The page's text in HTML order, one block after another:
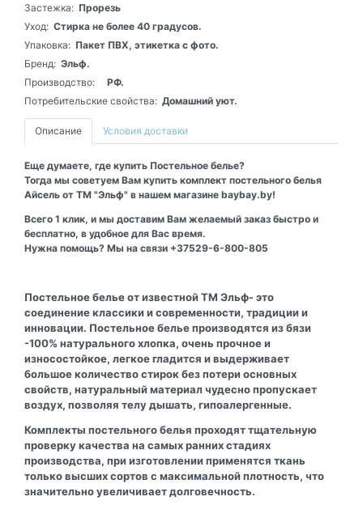
Застежка: Прорезь
Уход: Стирка не более 40 градусов.
Упаковка: Пакет ПВХ, этикетка с фото.
Бренд: Эльф.
Производство:
РФ.
Потребительские свойства: Домашний уют.
Описание Условия доставки
Еще думаете, где купить Постельное белье?
Тогда мы советуем Вам купить комплект постельного белья
Айсель от ТМ "Эльф" в нашем магазине baybay.by!
Всего 1 клик, и мы доставим Вам желаемый заказ быстро и
бесплатно, в удобное для Вас время.
Нужна помощь? Мы на связи +37529-6-800-805
Постельное белье от известной ТМ Эльф- это
соединение классики и современности, традиции и
инновации. Постельное белье производятся из бязи
-100% натурального хлопка, очень прочное и
износостойкое, легкое гладится и выдерживает
большое количество стирок без потери основных
свойств, натуральный материал чудесно пропускает
воздух, позволяя телу дышать, гипоалергенные.
Комплекты постельного белья проходят тщательную
проверку качества на самых ранних стадиях
производства, при изготовлении применятся ткань
только высших сортов с максимальной плотность, что
значительно увеличивает долговечность.